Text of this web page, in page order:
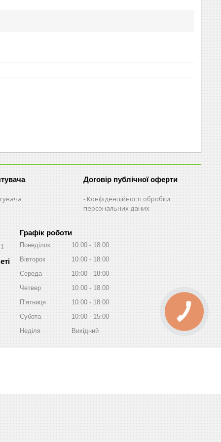
Договір публічної оферти
Конфіденційності обробки
персональних даних
Графік роботи
Понеділок 10:00
18:00
Вівторок
10:00
18:00
Середа
10:00
18:00
Четвер
10:00
18:00
Пʼятниця
10:00
18:00
Субота
10:00
15:00
Неділя
Вихідний